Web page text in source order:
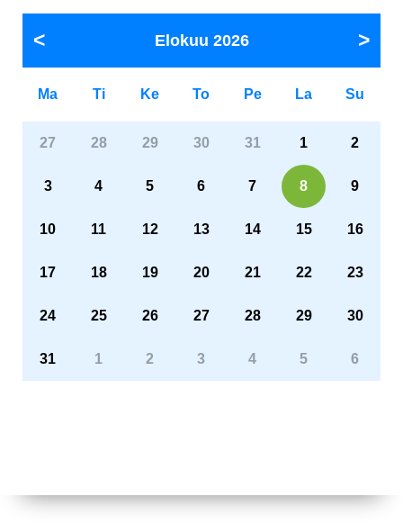
Elokuu 2026
Ma Ti Ke To Pe La Su
27 28 29 30 31 1 2
3 4 5 6 7 8 9
10 11 12 13 14 15 16
17 18 19 20 21 22 23
24 25 26 27 28 29 30
31 1 2 3 4 5 6